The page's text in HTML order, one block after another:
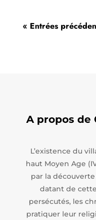
« Entrées
A propos de
L’existence du
haut Moyen Age
par la
datant de
persécutés, les
pratiquer leur